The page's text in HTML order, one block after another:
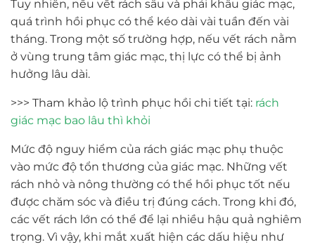
Tuy nhiên, nếu vết rách sâu và phải khâu giác mạc,
quá trình hồi phục có thể kéo dài vài tuần đến vài
tháng. Trong một số trường hợp, nếu vết rách nằm
ở vùng trung tâm giác mạc, thị lực có thể bị ảnh
hưởng lâu dài.
>>> Tham khảo lộ trình phục hồi chi tiết tại: rách
giác mạc bao lâu thì khỏi
Mức độ nguy hiểm của rách giác mạc phụ thuộc
vào mức độ tổn thương của giác mạc. Những vết
rách nhỏ và nông thường có thể hồi phục tốt nếu
được chăm sóc và điều trị đúng cách. Trong khi đó,
các vết rách lớn có thể để lại nhiều hậu quả nghiêm
trọng. Vì vậy, khi mắt xuất hiện các dấu hiệu như